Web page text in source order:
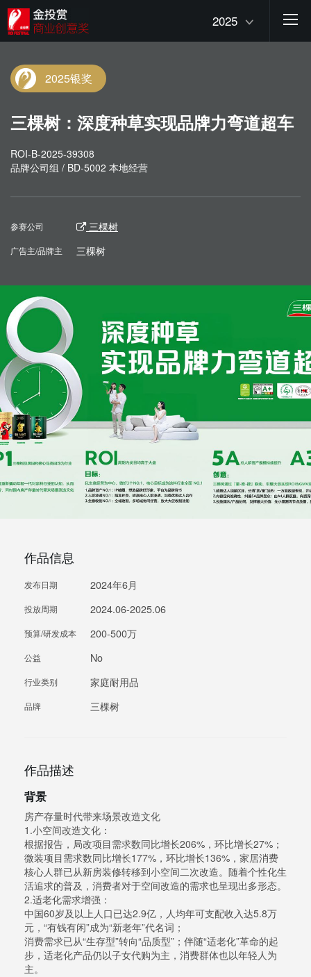
2025
2025银奖
三棵树：深度种草实现品牌力弯道超车
ROI-B-2025-39308
品牌公司组 / BD-5002 本地经营
参赛公司 三棵树
广告主/品牌主 三棵树
作品信息
发布日期 2024年6月
投放周期 2024.06-2025.06
预算/研发成本 200-500万
公益 No
行业类别 家庭耐用品
品牌 三棵树
作品描述
背景
房产存量时代带来场景改造文化
1.小空间改造文化：
根据报告，局改项目需求数同比增长206%，环比增长27%；
微装项目需求数同比增长177%，环比增长136%，家居消费
核心人群已从新房装修转移到小空间二次改造。随着个性化生
活追求的普及，消费者对于空间改造的需求也呈现出多形态。
2.适老化需求增强：
中国60岁及以上人口已达2.9亿，人均年可支配收入达5.8万
元，“有钱有闲”成为“新老年”代名词；
消费需求已从“生存型”转向“品质型”；伴随“适老化”革命的起
步，适老化产品仍以子女代购为主，消费群体也以年轻人为
主。